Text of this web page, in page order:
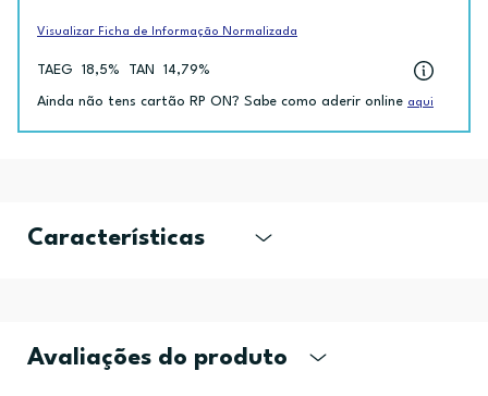
Visualizar Ficha de Informação Normalizada
TAEG 18,5% TAN 14,79%
Ainda não tens cartão RP ON? Sabe como aderir online aqui
Características
Avaliações do produto